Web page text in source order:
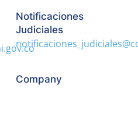
Notificaciones
Judiciales
Company